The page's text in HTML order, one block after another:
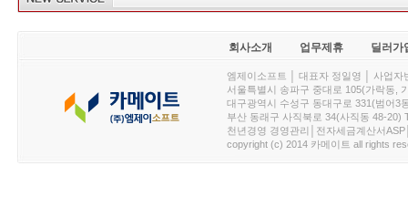
회사소개 업무제휴 딜러가
엠제이소프트 │ 대표자 정일영 │ 사업
서울특별시 송파구 중대로 105(가락동,
대구광역시 수성구 동대구로 331(범어3
부산 동래구 사직북로 34(사직동 48-20)
천년경영 경영관리│전자세금계산서
copyright (c) 2014 카메이트 all rights